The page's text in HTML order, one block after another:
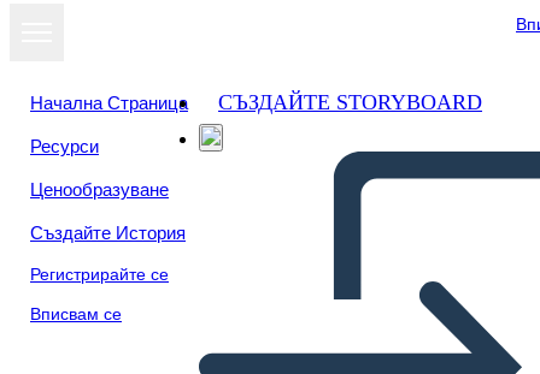
Начална Страница
Ресурси
Ценообразуване
Създайте История
Регистрирайте се
Вписвам се
СЪЗДАЙТЕ STORYBOARD
Преглед като
слайдшоу